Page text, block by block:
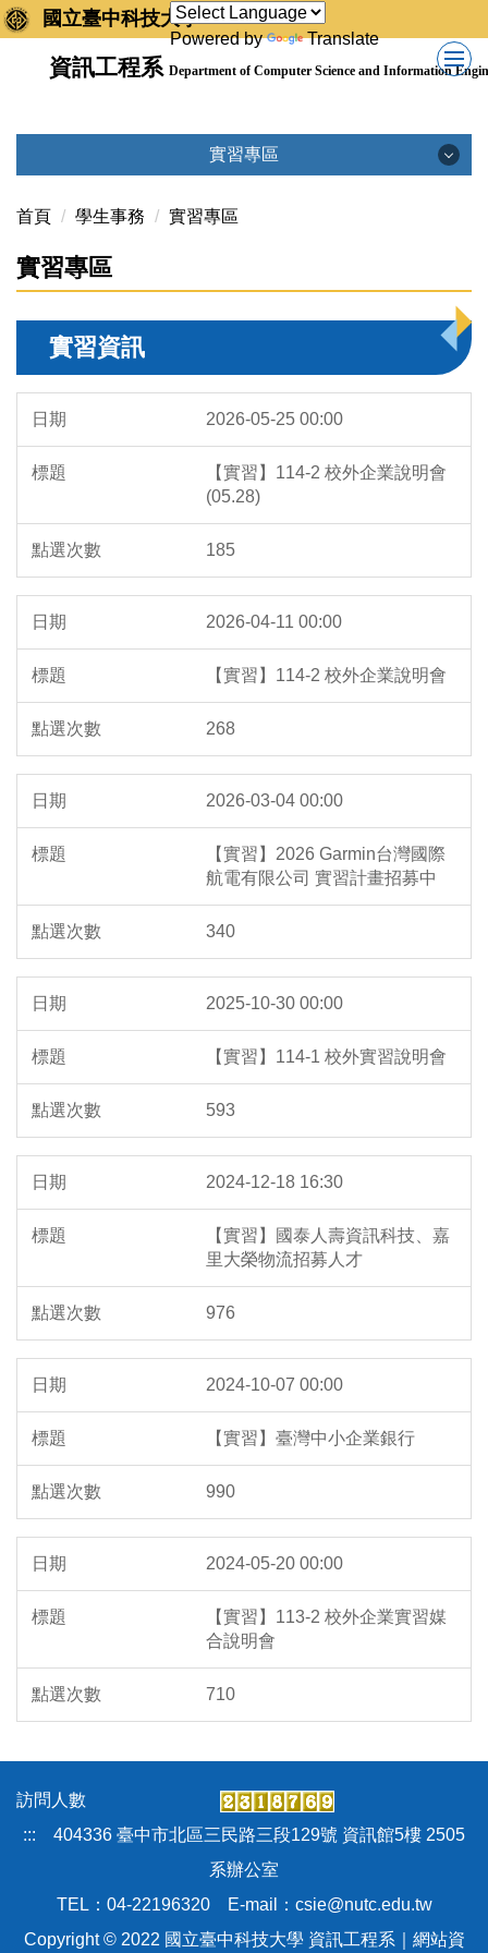
跳
到
區
Powered by Translate
國立臺中科技大學
資訊工程系 Department of Computer Science and Information
實習專區
實習專區
實習資訊
實習文件
首頁 學生事務 實習專區
實習專區
實習資訊
2026-05-25 00:00
【實習】114-2 校外企業說明會
(05.28)
185
2026-04-11 00:00
【實習】114-2 校外企業說明會
268
2026-03-04 00:00
【實習】2026 Garmin台灣國際
航電有限公司 實習計畫招募中
340
2025-10-30 00:00
【實習】114-1 校外實習說明會
593
2024-12-18 16:30
【實習】國泰人壽資訊科技、嘉
里大榮物流招募人才
976
2024-10-07 00:00
【實習】臺灣中小企業銀行
990
2024-05-20 00:00
【實習】113-2 校外企業實習媒
合說明會
710
::: 404336 臺中市北區三民路三段129號 資訊館5樓 2505
系辦公室
TEL：04-22196320 E-mail：csie@nutc.edu.tw
Copyright © 2022 國立臺中科技大學 資訊工程系｜ 網站資